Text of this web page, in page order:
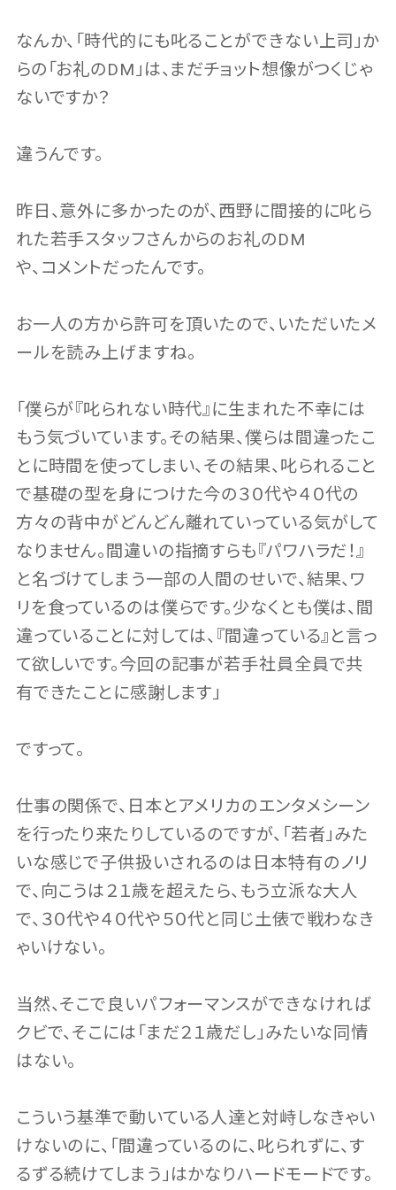
なんか、「時代的にも叱ることができない上司」か
らの「お礼のDM」は、まだチョット想像がつくじゃ
ないですか？
違うんです。
昨日、意外に多かったのが、西野に間接的に叱ら
れた若手スタッフさんからのお礼のDM
や、コメントだったんです。
お一人の方から許可を頂いたので、いただいたメ
ールを読み上げますね。
「僕らが『叱られない時代』に生まれた不幸には
もう気づいています。その結果、僕らは間違ったこ
とに時間を使ってしまい、その結果、叱られること
で基礎の型を身につけた今の３０代や４０代の
方々の背中がどんどん離れていっている気がして
なりません。間違いの指摘すらも『パワハラだ！』
と名づけてしまう一部の人間のせいで、結果、ワ
リを食っているのは僕らです。少なくとも僕は、間
違っていることに対しては、『間違っている』と言っ
て欲しいです。今回の記事が若手社員全員で共
有できたことに感謝します」
ですって。
仕事の関係で、日本とアメリカのエンタメシーン
を行ったり来たりしているのですが、「若者」みた
いな感じで子供扱いされるのは日本特有のノリ
で、向こうは２１歳を超えたら、もう立派な大人
で、３０代や４０代や５０代と同じ土俵で戦わなき
ゃいけない。
当然、そこで良いパフォーマンスができなければ
クビで、そこには「まだ２１歳だし」みたいな同情
はない。
こういう基準で動いている人達と対峙しなきゃい
けないのに、「間違っているのに、叱られずに、す
るずる続けてしまう」はかなりハードモードです。